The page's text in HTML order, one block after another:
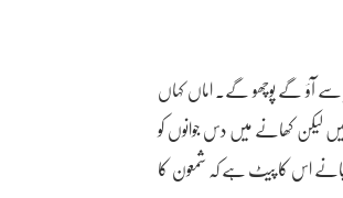
سے آؤ گے پوچھو گے۔ اماں کہاں
لیکن کھانے میں دس جوانوں کو
جانے اس کا پیٹ ہے کہ شمعون کا